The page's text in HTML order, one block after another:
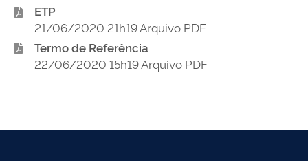
ETP
21/06/2020 21h19 Arquivo PDF
Termo de Referência
22/06/2020 15h19 Arquivo PDF